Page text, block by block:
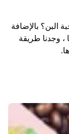
البن؟ بالإضافة
، وجدنا طريقة